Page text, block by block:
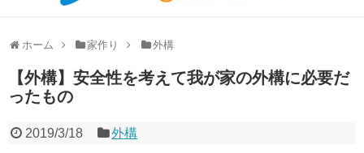
ホーム 家作り 外構
【外構】安全性を考えて我が家の外構に必要だ
ったもの
2019/3/18 外構